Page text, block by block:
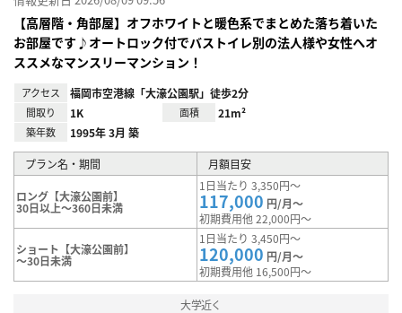
【高層階・角部屋】オフホワイトと暖色系でまとめた落ち着いた
お部屋です♪オートロック付でバストイレ別の法人様や女性へオ
ススメなマンスリーマンション！
アクセス 福岡市空港線「大濠公園駅」徒歩2分
間取り 1K 面積 21m²
築年数 1995年 3月 築
プラン名・期間 月額目安
ロング【大濠公園前】
30日以上～360日未満
1日当たり 3,350円～
117,000 円/月～
初期費用他 22,000円～
ショート【大濠公園前】
～30日未満
1日当たり 3,450円～
120,000 円/月～
初期費用他 16,500円～
大学近く